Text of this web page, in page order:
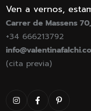
Ven a vernos,
Carrer de Massens
+34 666213792
(cita previa)